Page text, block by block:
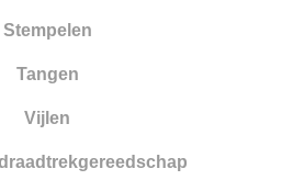
Stempelen
Tangen
Vijlen